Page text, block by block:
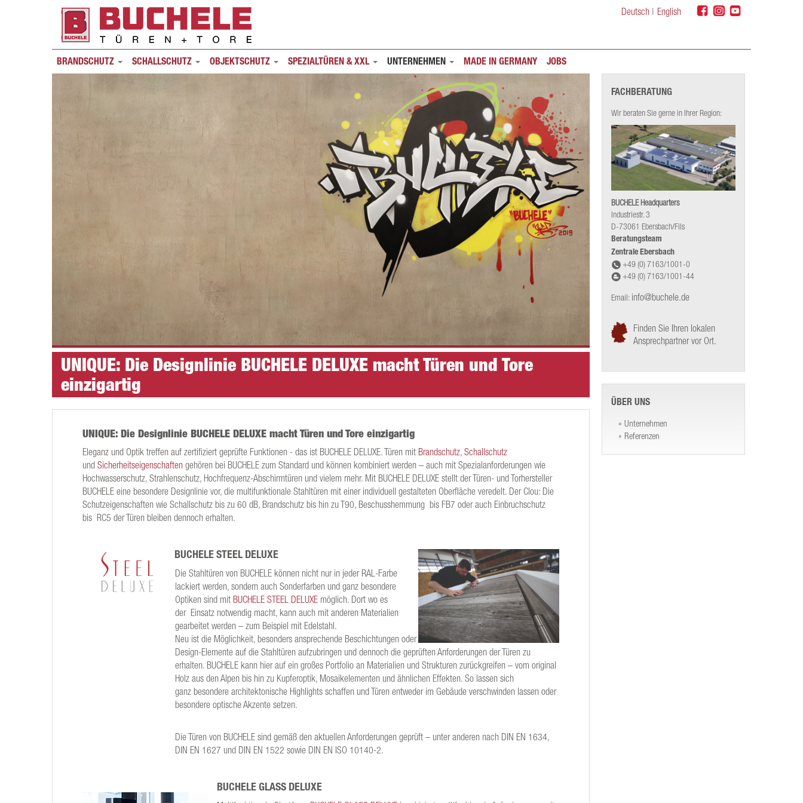
English
Deutsch
BRANDSCHUTZ SCHALLSCHUTZ OBJEKTSCHUTZ SPEZIALTÜREN & XXL UNTERNEHMEN MADE IN GERMANY JOBS
UNIQUE: Die Designlinie BUCHELE DELUXE macht Türen und Tore
einzigartig
UNIQUE: Die Designlinie BUCHELE DELUXE macht Türen und Tore einzigartig
Eleganz und Optik treffen auf zertifiziert geprüfte Funktionen - das ist BUCHELE DELUXE. Türen mit Brandschutz Schallschutz
und Sicherheitseigenschaften gehören bei BUCHELE zum Standard und können kombiniert werden – auch mit Spezialanforderungen wie
Hochwasserschutz, Strahlenschutz, Hochfrequenz-Abschirmtüren und vielem mehr. Mit BUCHELE DELUXE stellt der Türen- und Torhersteller
BUCHELE eine besondere Designlinie vor, die multifunktionale Stahltüren mit einer individuell gestalteten Oberfläche veredelt. Der Clou: Die
Schutzeigenschaften wie Schallschutz bis zu 60 dB, Brandschutz bis hin zu T90, Beschusshemmung bis FB7 oder auch Einbruchschutz
bis RC5 der Türen bleiben dennoch erhalten.
BUCHELE STEEL DELUXE
Die Stahltüren von BUCHELE können nicht nur in jeder RAL-Farbe
lackiert werden, sondern auch Sonderfarben und ganz besondere
Optiken sind mit BUCHELE STEEL DELUXE möglich. Dort wo es
der Einsatz notwendig macht, kann auch mit anderen Materialien
gearbeitet werden – zum Beispiel mit Edelstahl.
Neu ist die Möglichkeit, besonders ansprechende Beschichtungen oder
Design-Elemente auf die Stahltüren aufzubringen und dennoch die geprüften Anforderungen der Türen zu
erhalten. BUCHELE kann hier auf ein großes Portfolio an Materialien und Strukturen zurückgreifen – vom original
Holz aus den Alpen bis hin zu Kupferoptik, Mosaikelementen und ähnlichen Effekten. So lassen sich
ganz besondere architektonische Highlights schaffen und Türen entweder im Gebäude verschwinden lassen oder
besondere optische Akzente setzen.
Die Türen von BUCHELE sind gemäß den aktuellen Anforderungen geprüft – unter anderen nach DIN EN 1634,
DIN EN 1627 und DIN EN 1522 sowie DIN EN ISO 10140-2.
BUCHELE GLASS DELUXE
FACHBERATUNG
Wir beraten Sie gerne in Ihrer Region:
BUCHELE Headquarters
Industriestr. 3
D-73061 Ebersbach/Fils
Beratungsteam
Zentrale Ebersbach
+49 (0) 7163/1001-0
+49 (0) 7163/1001-44
Email: info@buchele.de
Finden Sie Ihren lokalen
Ansprechpartner vor Ort.
ÜBER UNS
Unternehmen
Referenzen